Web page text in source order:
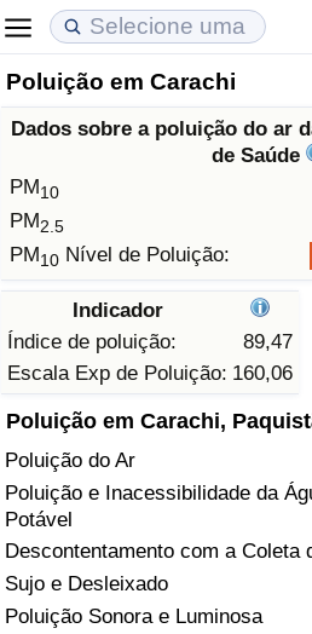
Poluição em Carachi
Dados sobre a poluição do ar
de Saúde
PM10
PM2.5
PM10 Nível de Poluição:
Indicador
Índice de poluição:
89,47
Escala Exp de Poluição: 160,06
Poluição em Carachi,
Poluição do Ar
Poluição e Inacessibilidade da
Potável
Descontentamento com a Coleta
Sujo e Desleixado
Poluição Sonora e Luminosa
Custo de Vida
Indicador de Custo de Vida
Indicador de Custo de Vida
Indicador de Custo de Vida
em Aqaba
Preços de Imóveis
Indicador de Preços de Imóveis
Indicador de Preços de Imóveis
Indicador de Preços de
Qualidade de Vida
Indicador de Qualidade de Vida
Indicador de Qualidade de Vida
Índice de qualidade de vida
Crime
Taxa do Indicador de Crime
Indicador de Crime
Índice de criminalidade por país
Saúde